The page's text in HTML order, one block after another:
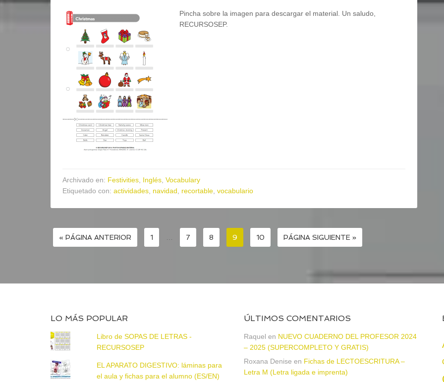
Pincha sobre la imagen para descargar el material. Un saludo,
RECURSOSEP.
Archivado en: Festivities Inglés Vocabulary
Etiquetado con: actividades navidad recortable vocabulario
« PÁGINA ANTERIOR 1 7 8 9 10 PÁGINA SIGUIENTE »
LO MÁS POPULAR
Libro de SOPAS DE LETRAS -
RECURSOSEP
EL APARATO DIGESTIVO: láminas para
el aula y fichas para el alumno (ES/EN)
ÚLTIMOS COMENTARIOS
Raquel en NUEVO CUADERNO DEL PROFESOR 2024
– 2025 (SUPERCOMPLETO Y GRATIS)
Roxana Denise en Fichas de LECTOESCRITURA –
Letra M (Letra ligada e imprenta)